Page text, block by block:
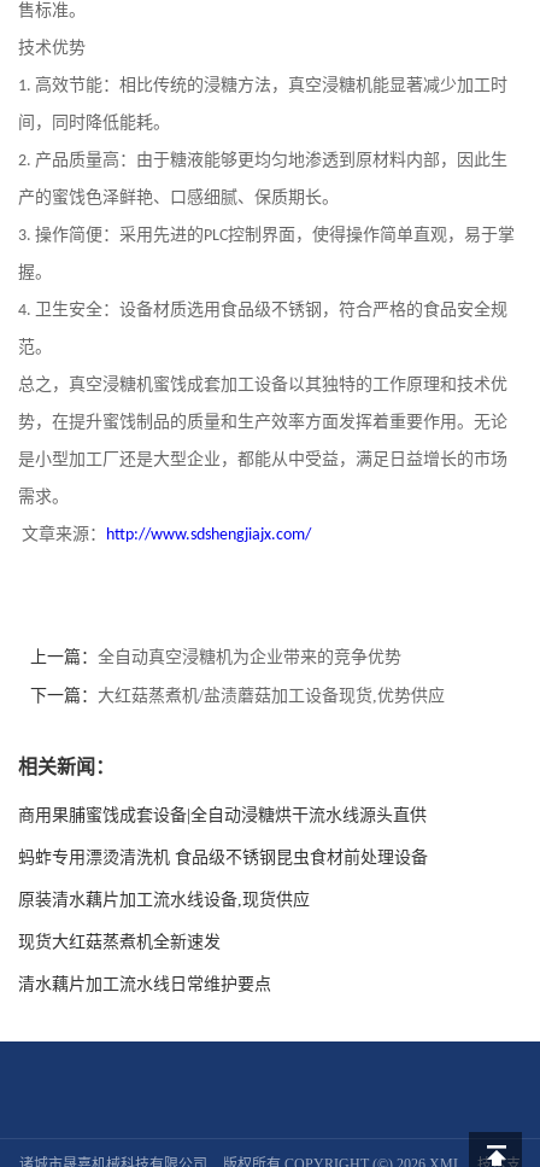
售标准。
技术优势
1. 高效节能：相比传统的浸糖方法，真空浸糖机能显著减少加工时
间，同时降低能耗。
2. 产品质量高：由于糖液能够更均匀地渗透到原材料内部，因此生
产的蜜饯色泽鲜艳、口感细腻、保质期长。
3. 操作简便：采用先进的PLC控制界面，使得操作简单直观，易于掌
握。
4. 卫生安全：设备材质选用食品级不锈钢，符合严格的食品安全规
范。
总之，真空浸糖机蜜饯成套加工设备以其独特的工作原理和技术优
势，在提升蜜饯制品的质量和生产效率方面发挥着重要作用。无论
是小型加工厂还是大型企业，都能从中受益，满足日益增长的市场
需求。
文章来源： http://www.sdshengjiajx.com/
上一篇： 全自动真空浸糖机为企业带来的竞争优势
下一篇： 大红菇蒸煮机/盐渍蘑菇加工设备现货,优势供应
相关新闻：
商用果脯蜜饯成套设备|全自动浸糖烘干流水线源头直供
蚂蚱专用漂烫清洗机 食品级不锈钢昆虫食材前处理设备
原装清水藕片加工流水线设备,现货供应
现货大红菇蒸煮机全新速发
清水藕片加工流水线日常维护要点